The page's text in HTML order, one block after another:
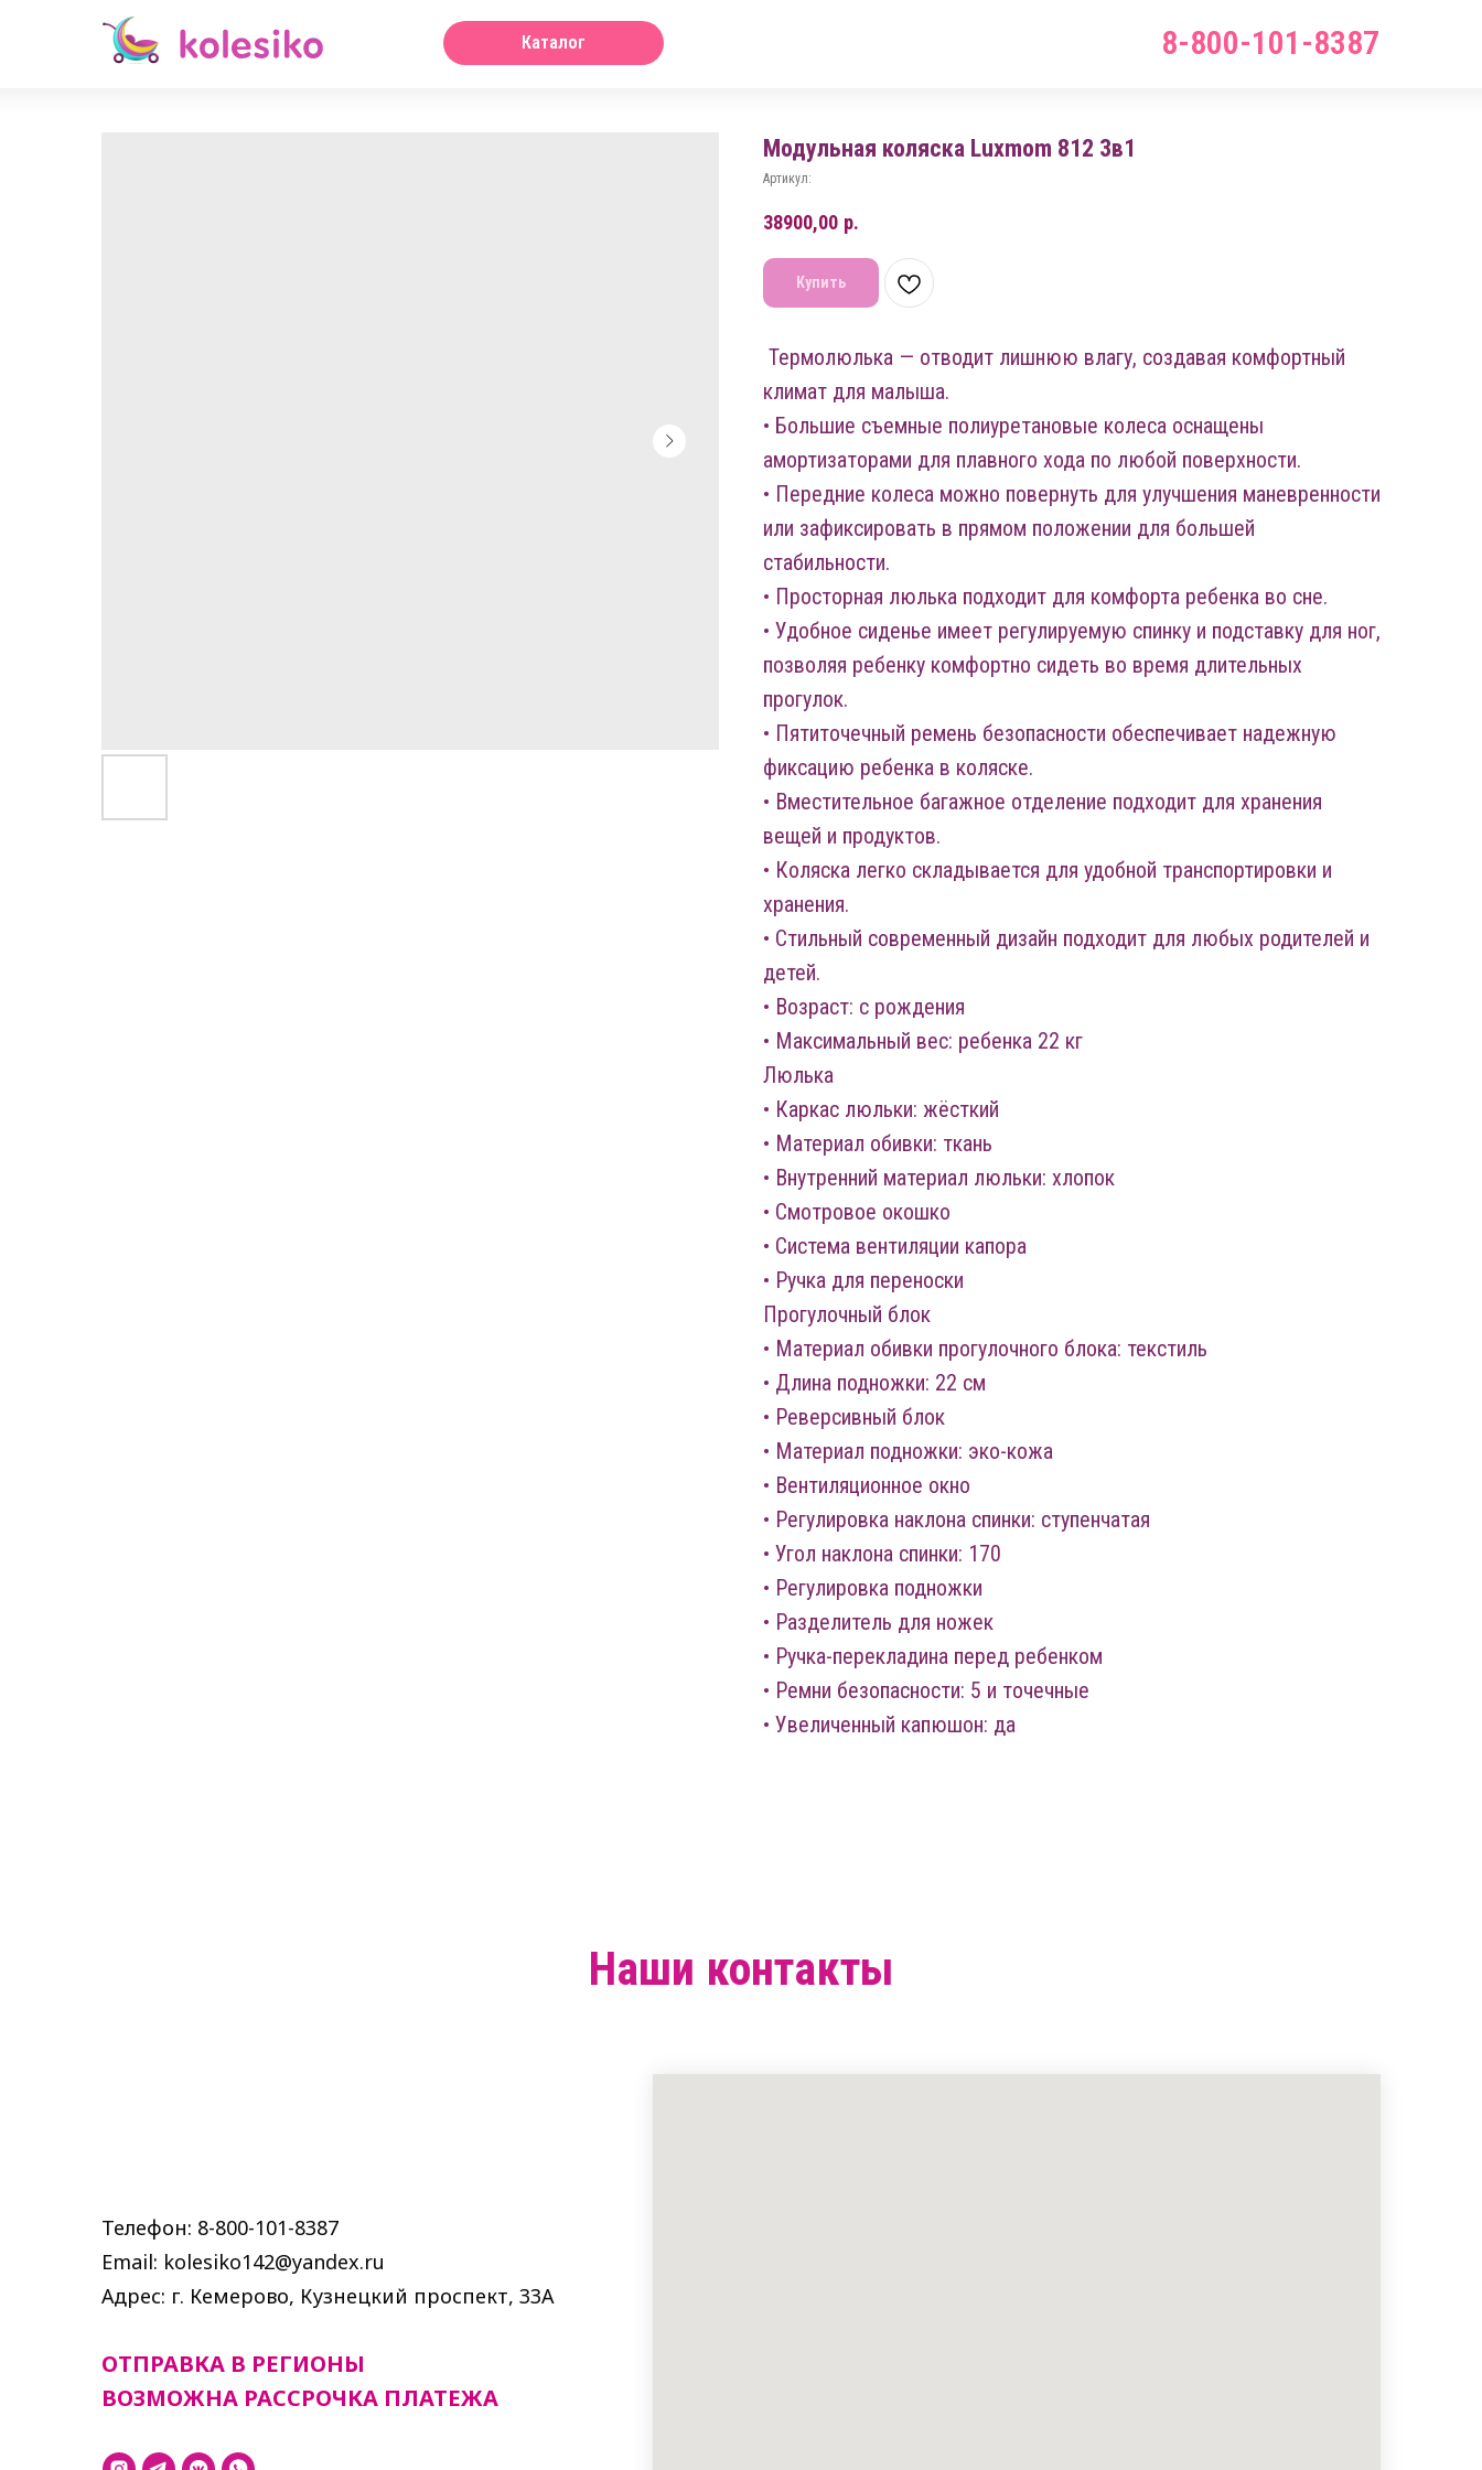
8-800-101-8387
Каталог
Модульная коляска Luxmom 812 3в1
Артикул:
38900,00 р.
Купить
Термолюлька — отводит лишнюю влагу, создавая комфортный
климат для малыша.
• Большие съемные полиуретановые колеса оснащены
амортизаторами для плавного хода по любой поверхности.
• Передние колеса можно повернуть для улучшения маневренности
или зафиксировать в прямом положении для большей
стабильности.
• Просторная люлька подходит для комфорта ребенка во сне.
• Удобное сиденье имеет регулируемую спинку и подставку для ног,
позволяя ребенку комфортно сидеть во время длительных
прогулок.
• Пятиточечный ремень безопасности обеспечивает надежную
фиксацию ребенка в коляске.
• Вместительное багажное отделение подходит для хранения
вещей и продуктов.
• Коляска легко складывается для удобной транспортировки и
хранения.
• Стильный современный дизайн подходит для любых родителей и
детей.
• Возраст: с рождения
• Максимальный вес: ребенка 22 кг
Люлька
• Каркас люльки: жёсткий
• Материал обивки: ткань
• Внутренний материал люльки: хлопок
• Смотровое окошко
• Система вентиляции капора
• Ручка для переноски
Прогулочный блок
• Материал обивки прогулочного блока: текстиль
• Длина подножки: 22 см
• Реверсивный блок
• Материал подножки: эко-кожа
• Вентиляционное окно
• Регулировка наклона спинки: ступенчатая
• Угол наклона спинки: 170
• Регулировка подножки
• Разделитель для ножек
• Ручка-перекладина перед ребенком
• Ремни безопасности: 5 и точечные
• Увеличенный капюшон: да
Наши контакты
Телефон: 8-800-101-8387
Email: kolesiko142@yandex.ru
Адрес: г. Кемерово, Кузнецкий проспект, 33A
ОТПРАВКА В РЕГИОНЫ
ВОЗМОЖНА РАССРОЧКА ПЛАТЕЖА